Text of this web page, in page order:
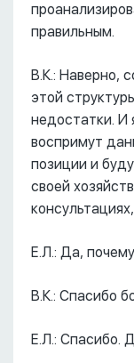
правильным.
В.К.: Наверно,
этой
недостатки. И
воспримут
позиции и
своей
Е.Л.: Да,
В.К.: Спасибо
Е.Л.: Спасибо.